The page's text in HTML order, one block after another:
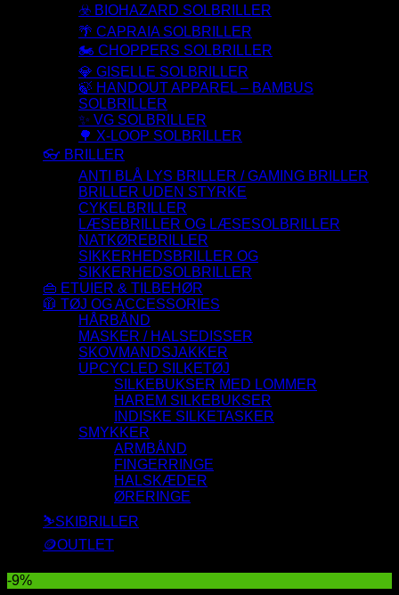
☣️ BIOHAZARD SOLBRILLER
🌴 CAPRAIA SOLBRILLER
🏍️ CHOPPERS SOLBRILLER
💎 GISELLE SOLBRILLER
🍃 HANDOUT APPAREL – BAMBUS
SOLBRILLER
✨ VG SOLBRILLER
🌳 X-LOOP SOLBRILLER
👓 BRILLER
ANTI BLÅ LYS BRILLER / GAMING BRILLER
BRILLER UDEN STYRKE
CYKELBRILLER
LÆSEBRILLER OG LÆSESOLBRILLER
NATKØREBRILLER
SIKKERHEDSBRILLER OG
SIKKERHEDSOLBRILLER
👜 ETUIER & TILBEHØR
🧥 TØJ OG ACCESSORIES
HÅRBÅND
MASKER / HALSEDISSER
SKOVMANDSJAKKER
UPCYCLED SILKETØJ
SILKEBUKSER MED LOMMER
HAREM SILKEBUKSER
INDISKE SILKETASKER
SMYKKER
ARMBÅND
FINGERRINGE
HALSKÆDER
ØRERINGE
⛷️SKIBRILLER
🪙OUTLET
-9%